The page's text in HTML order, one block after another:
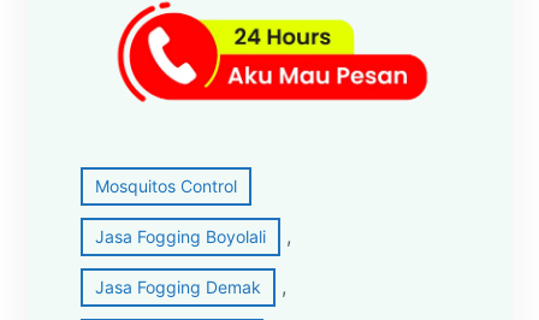
Mosquitos Control
Jasa Fogging Boyolali ,
Jasa Fogging Demak ,